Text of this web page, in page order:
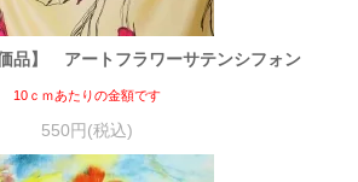
価品】 アートフラワーサテンシフォン
10ｃｍあたりの金額です
550円(税込)